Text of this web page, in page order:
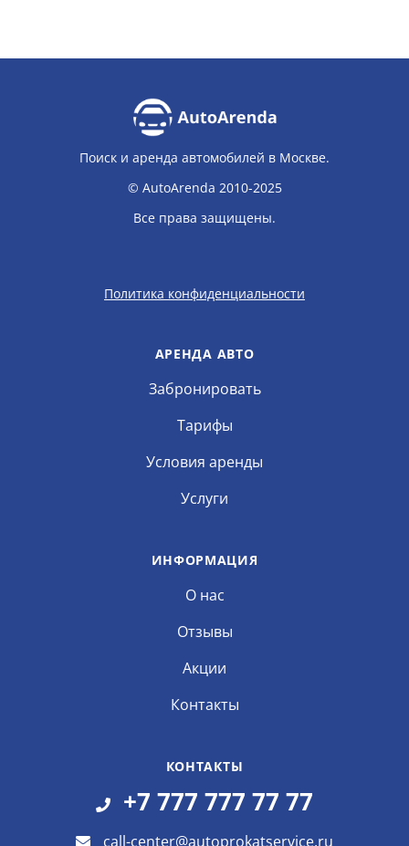
Поиск и аренда автомобилей в Москве.
© AutoArenda 2010-2025
Все права защищены.
Политика конфиденциальности
АРЕНДА АВТО
Забронировать
Тарифы
Условия аренды
Услуги
ИНФОРМАЦИЯ
О нас
Отзывы
Акции
Контакты
КОНТАКТЫ
+7 777 777 77 77
call-center@autoprokatservice.ru